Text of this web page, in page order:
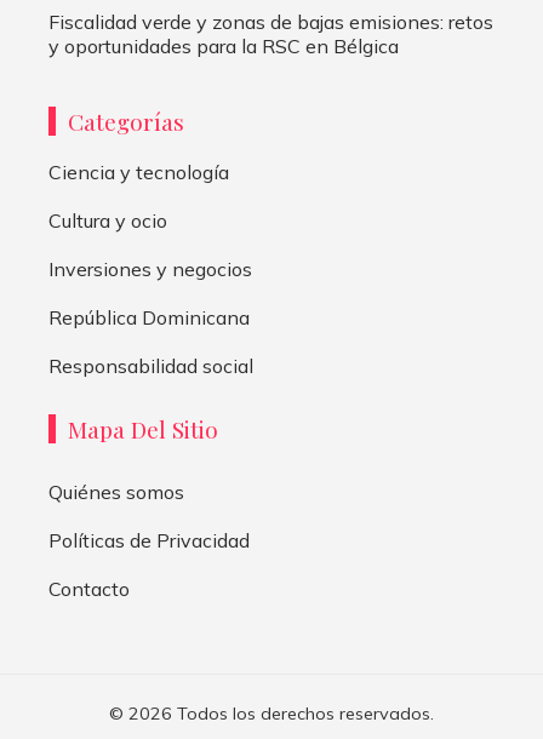
Fiscalidad verde y zonas de bajas emisiones: retos
y oportunidades para la RSC en Bélgica
Categorías
Ciencia y tecnología
Cultura y ocio
Inversiones y negocios
República Dominicana
Responsabilidad social
Mapa Del Sitio
Quiénes somos
Políticas de Privacidad
Contacto
© 2026 Todos los derechos reservados.